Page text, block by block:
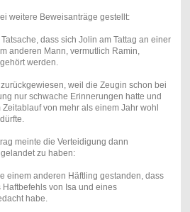
weitere Beweisanträge gestellt:
dass sich Jolin am Tattag an einer
anderen Mann, vermutlich Ramin,
werden.
weil die Zeugin schon bei
nur schwache Erinnerungen hatte und
von mehr als einem Jahr wohl
meinte die Verteidigung dann
zu haben:
einem anderen Häftling gestanden, dass
von Isa und eines
habe.